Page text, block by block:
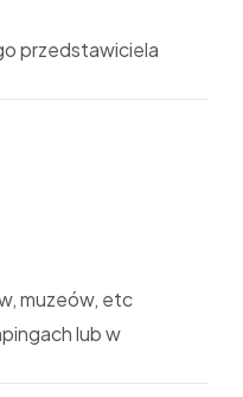
przedstawiciela
muzeów, etc
lub w